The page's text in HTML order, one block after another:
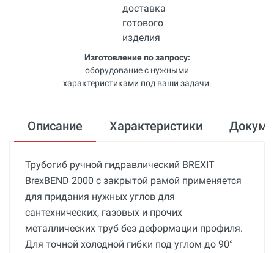
Изготовление по запросу:
оборудование с нужными
характеристиками под ваши задачи.
Описание Характеристики
Трубогиб ручной гидравлический BREXIT
BrexBEND 2000 с закрытой рамой применяется
для придания нужных углов для
сантехнических, газовых и прочих
металлических труб без деформации профиля.
Для точной холодной гибки под углом до 90°